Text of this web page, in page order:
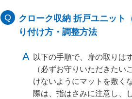
クローク収納 折戸ユニット
り付け方・調整方法
以下の手順で、扉の取りは
（必ずお守りいただきた
けないようにマットを敷く
際は、指はさみに注意し、